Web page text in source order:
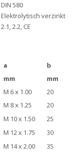
DIN 580
Elektrolytisch verzinkt
2.1, 2.2, CE
a
b
mm
mm
M 6 x 1.00
20
M 8 x 1.25
20
M 10 x 1.50
25
M 12 x 1.75
30
M 14 x 2.00
35